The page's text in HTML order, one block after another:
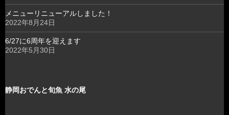
メニューリニューアルしました！
2022年8月24日
6/27に6周年を迎えます
2022年5月30日
静岡おでんと旬魚 水の尾